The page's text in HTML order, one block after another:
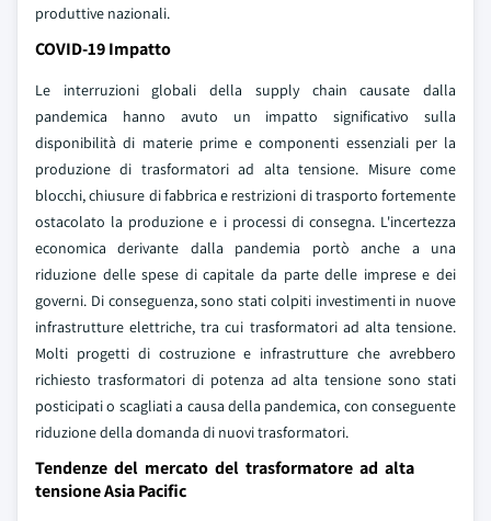
produttive nazionali.
COVID-19 Impatto
Le interruzioni globali della supply chain causate dalla
pandemica hanno avuto un impatto significativo sulla
disponibilità di materie prime e componenti essenziali per la
produzione di trasformatori ad alta tensione. Misure come
blocchi, chiusure di fabbrica e restrizioni di trasporto fortemente
ostacolato la produzione e i processi di consegna. L'incertezza
economica derivante dalla pandemia portò anche a una
riduzione delle spese di capitale da parte delle imprese e dei
governi. Di conseguenza, sono stati colpiti investimenti in nuove
infrastrutture elettriche, tra cui trasformatori ad alta tensione.
Molti progetti di costruzione e infrastrutture che avrebbero
richiesto trasformatori di potenza ad alta tensione sono stati
posticipati o scagliati a causa della pandemica, con conseguente
riduzione della domanda di nuovi trasformatori.
Tendenze del mercato del trasformatore ad alta
tensione Asia Pacific